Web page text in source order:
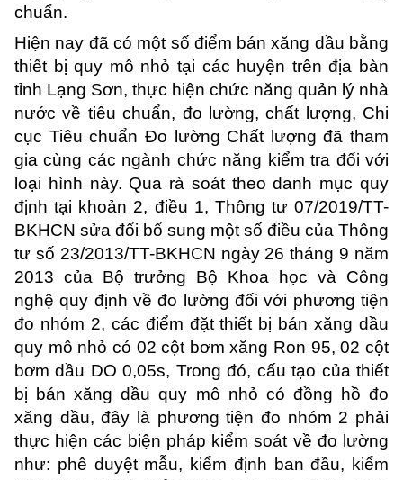
chuẩn.
Hiện nay đã có một số điểm bán xăng dầu bằng
thiết bị quy mô nhỏ tại các huyện trên địa bàn
tỉnh Lạng Sơn, thực hiện chức năng quản lý nhà
nước về tiêu chuẩn, đo lường, chất lượng, Chi
cục Tiêu chuẩn Đo lường Chất lượng đã tham
gia cùng các ngành chức năng kiểm tra đối với
loại hình này. Qua rà soát theo danh mục quy
định tại khoản 2, điều 1, Thông tư 07/2019/TT-
BKHCN sửa đổi bổ sung một số điều của Thông
tư số 23/2013/TT-BKHCN ngày 26 tháng 9 năm
2013 của Bộ trưởng Bộ Khoa học và Công
nghệ quy định về đo lường đối với phương tiện
đo nhóm 2, các điểm đặt thiết bị bán xăng dầu
quy mô nhỏ có 02 cột bơm xăng Ron 95, 02 cột
bơm dầu DO 0,05s, Trong đó, cấu tạo của thiết
bị bán xăng dầu quy mô nhỏ có đồng hồ đo
xăng dầu, đây là phương tiện đo nhóm 2 phải
thực hiện các biện pháp kiểm soát về đo lường
như: phê duyệt mẫu, kiểm định ban đầu, kiểm